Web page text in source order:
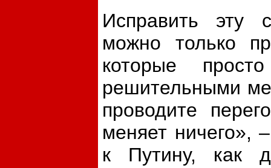
Исправить эту
можно только
которые
решительными
проводите
меняет ничего»,
к Путину, как